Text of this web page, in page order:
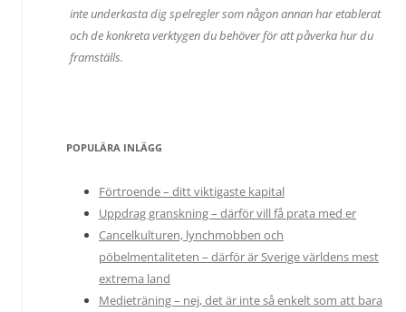
inte underkasta dig spelregler som någon annan har etablerat
och de konkreta verktygen du behöver för att påverka hur du
framställs.
POPULÄRA INLÄGG
Förtroende – ditt viktigaste kapital
Uppdrag granskning – därför vill få prata med er
Cancelkulturen, lynchmobben och
pöbelmentaliteten – därför är Sverige världens mest
extrema land
Medieträning – nej, det är inte så enkelt som att bara